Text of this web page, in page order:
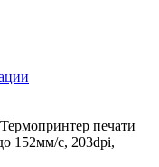
печати
152мм/с, 203dpi,